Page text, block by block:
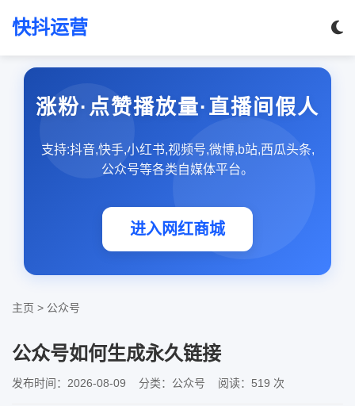
快抖运营
涨粉·点赞播放量·直播间假人
支持:抖音,快手,小红书,视频号,微博,b站,西瓜头条,
公众号等各类自媒体平台。
进入网红商城
主页 > 公众号
公众号如何生成永久链接
发布时间：2026-08-09 分类：公众号 阅读：519 次